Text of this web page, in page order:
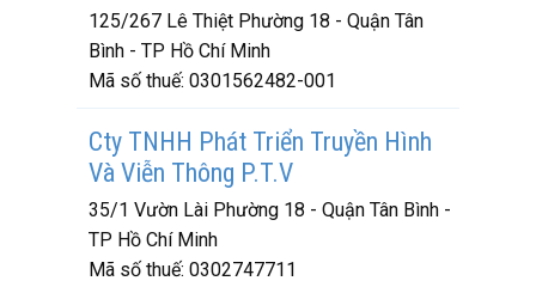
125/267 Lê Thiệt Phường 18 - Quận Tân
Bình - TP Hồ Chí Minh
Mã số thuế: 0301562482-001
Cty TNHH Phát Triển Truyền Hình
Và Viễn Thông P.T.V
35/1 Vườn Lài Phường 18 - Quận Tân Bình -
TP Hồ Chí Minh
Mã số thuế: 0302747711